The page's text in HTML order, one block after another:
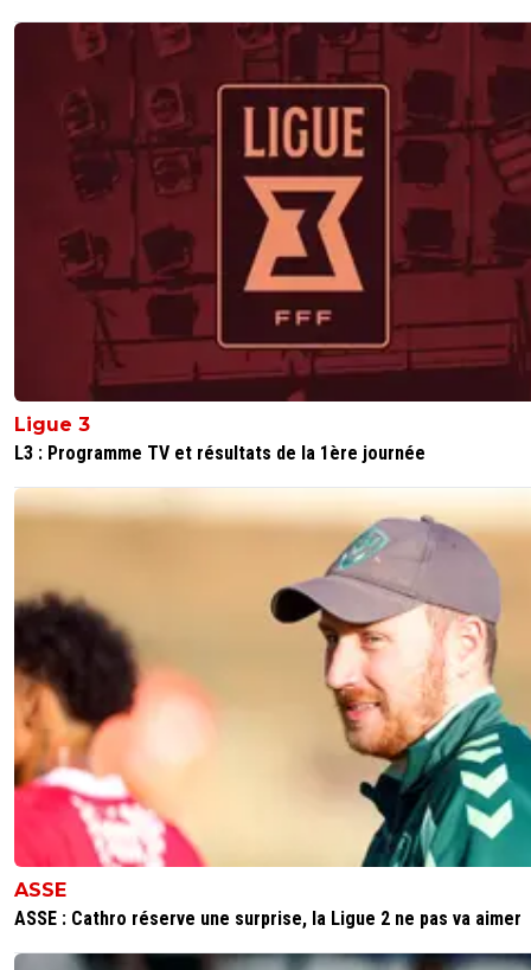
Ligue 3
L3 : Programme TV et résultats de la 1ère journée
ASSE
ASSE : Cathro réserve une surprise, la Ligue 2 ne pas va aimer